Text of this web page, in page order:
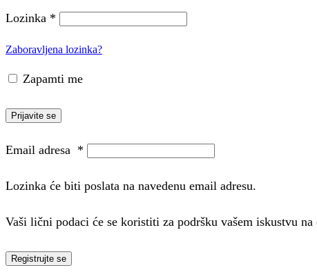
Lozinka *
Zaboravljena lozinka?
Zapamti me
Prijavite se
Email adresa *
Lozinka će biti poslata na navedenu email adresu.
Vaši lični podaci će se koristiti za podršku vašem iskustvu
Registrujte se